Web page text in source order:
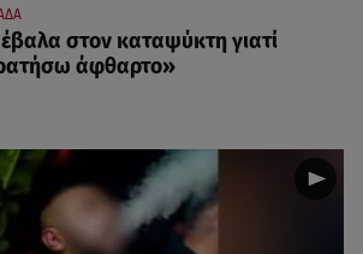
στον καταψύκτη γιατί
άφθαρτο»